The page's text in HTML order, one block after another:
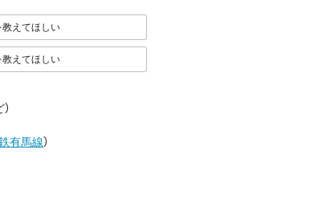
えてほしい
教えてほしい
）
有馬線）